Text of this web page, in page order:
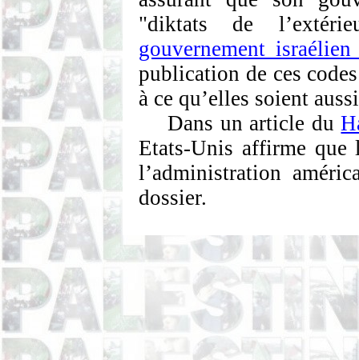
"diktats de
gouvernement
publication de ces
à ce qu’elles soient
Dans un article du
Etats-Unis affirme
l’administration
dossier.